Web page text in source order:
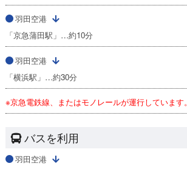
羽田空港
「京急蒲田駅」…約10分
羽田空港
「横浜駅」…約30分
※京急電鉄線、またはモノレールが運行しています。
バスを利用
羽田空港